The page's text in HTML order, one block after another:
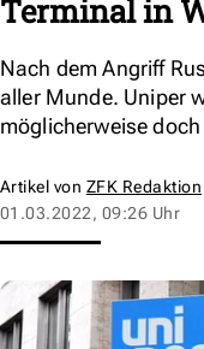
Terminal in
Nach dem Angriff
aller Munde. Uniper
möglicherweise
Artikel von ZFK Redaktion
01.03.2022, 09:26 Uhr